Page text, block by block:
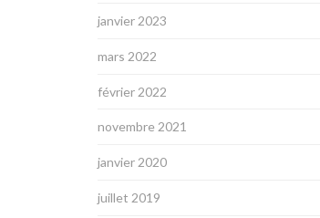
janvier 2023
mars 2022
février 2022
novembre 2021
janvier 2020
juillet 2019